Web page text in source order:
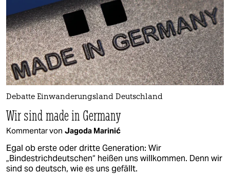
Debatte Einwanderungsland Deutschland
Wir sind made in Germany
Kommentar von Jagoda Marinić
Egal ob erste oder dritte Generation: Wir
„Bindestrichdeutschen“ heißen uns willkommen. Denn wir
sind so deutsch, wie es uns gefällt.